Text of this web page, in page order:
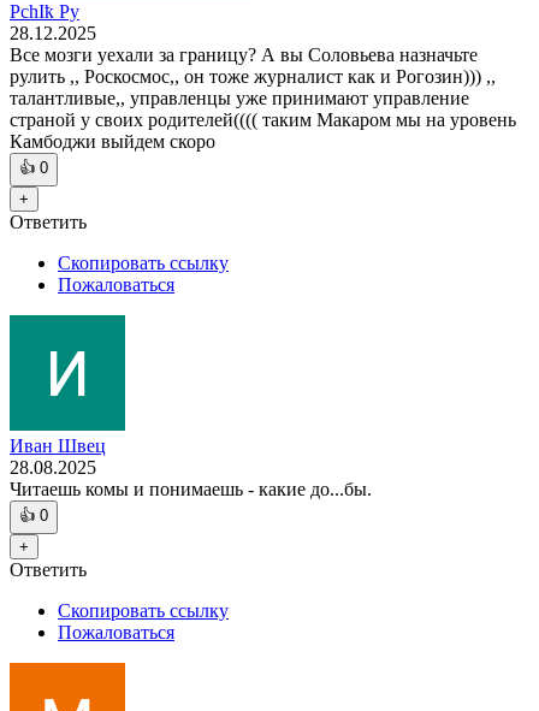
РchIҟ Ру
28.12.2025
Все мозги уехали за границу? А вы Соловьева назначьте
рулить ,, Роскосмос,, он тоже журналист как и Рогозин))) ,,
талантливые,, управленцы уже принимают управление
страной у своих родителей(((( таким Макаром мы на уровень
Камбоджи выйдем скоро
👍 0
+
Ответить
Скопировать ссылку
Пожаловаться
Иван Швец
28.08.2025
Читаешь комы и понимаешь - какие до...бы.
👍 0
+
Ответить
Скопировать ссылку
Пожаловаться